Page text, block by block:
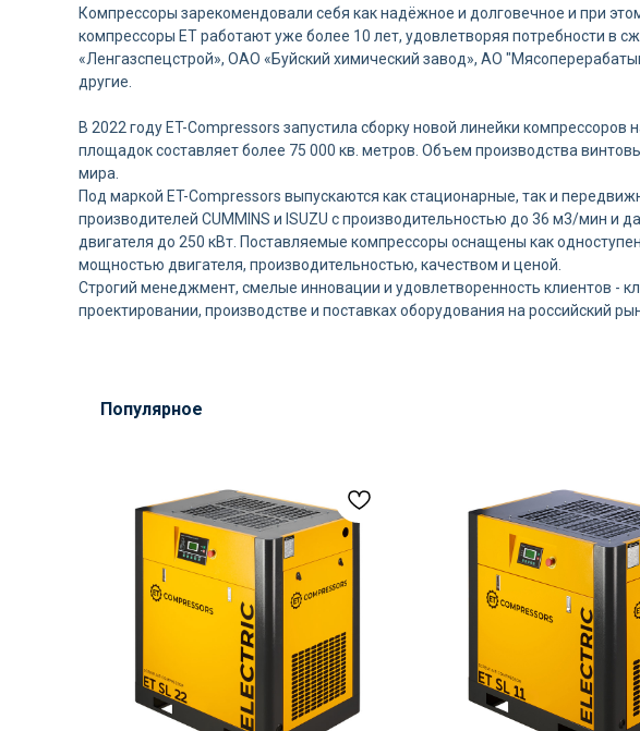
Компрессоры зарекомендовали себя как надёжное и долговечное и при
компрессоры ET работают уже более 10 лет, удовлетворяя потребности в
«Ленгазспецстрой», ОАО «Буйский химический завод», АО
другие.
В 2022 году ET-Compressors запустила сборку новой линейки
площадок составляет более 75 000 кв. метров. Объем производства
мира.
Под маркой ET-Compressors выпускаются как стационарные, так и
производителей CUMMINS и ISUZU с производительностью до 36 м3/мин
двигателя до 250 кВт. Поставляемые компрессоры оснащены как
мощностью двигателя, производительностью, качеством и ценой.
Строгий менеджмент, смелые инновации и удовлетворенность клиентов -
проектировании, производстве и поставках оборудования на российский
Популярное